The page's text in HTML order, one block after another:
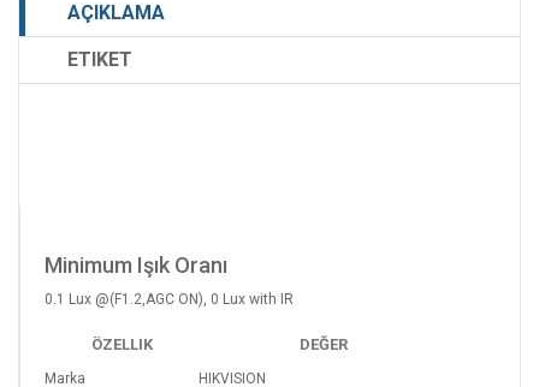
AÇIKLAMA
ETIKET
Minimum Işık Oranı
0.1 Lux @(F1.2,AGC ON), 0 Lux with IR
ÖZELLIK DEĞER
Marka HIKVISION